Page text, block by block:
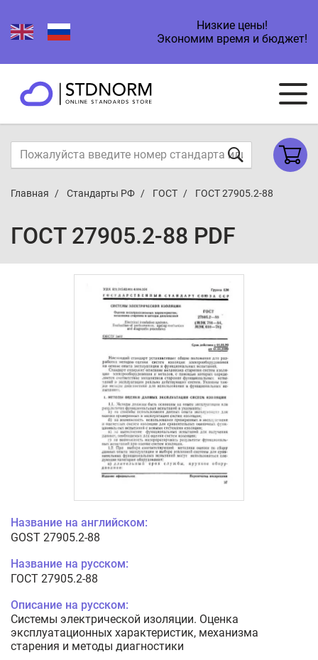
Низкие цены!
Экономим время и бюджет!
Главная Стандарты РФ ГОСТ ГОСТ 27905.2-88
ГОСТ 27905.2-88 PDF
Название на английском:
GOST 27905.2-88
Название на русском:
ГОСТ 27905.2-88
Описание на русском:
Системы электрической изоляции. Оценка
эксплуатационных характеристик, механизма
старения и методы диагностики